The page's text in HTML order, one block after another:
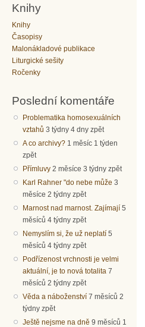
Knihy
Knihy
Časopisy
Malonákladové publikace
Liturgické sešity
Ročenky
Poslední komentáře
Problematika homosexuálních
vztahů 3 týdny 4 dny zpět
A co archivy? 1 měsíc 1 týden
zpět
Přímluvy 2 měsíce 3 týdny zpět
Karl Rahner "do nebe může 3
měsíce 2 týdny zpět
Marnost nad marnost. Zajímají 5
měsíců 4 týdny zpět
Nemyslím si, že už neplatí 5
měsíců 4 týdny zpět
Podřízenost vrchnosti je velmi
aktuální, je to nová totalita 7
měsíců 2 týdny zpět
Věda a náboženství 7 měsíců 2
týdny zpět
Ještě nejsme na dně 9 měsíců 1